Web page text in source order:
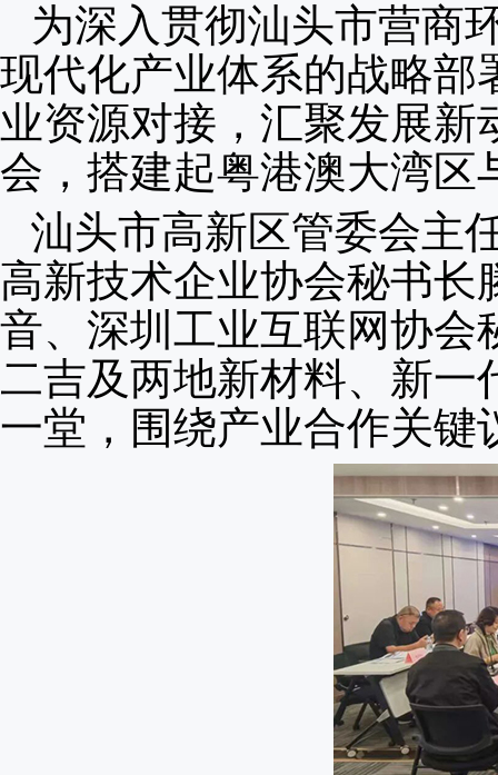
为深入贯彻汕头市营商
现代化产业体系的战略部
业资源对接，汇聚发展新
会，搭建起粤港澳大湾区
汕头市高新区管委会主
高新技术企业协会秘书长
音、深圳工业互联网协会
二吉及两地新材料、新一
一堂，围绕产业合作关键